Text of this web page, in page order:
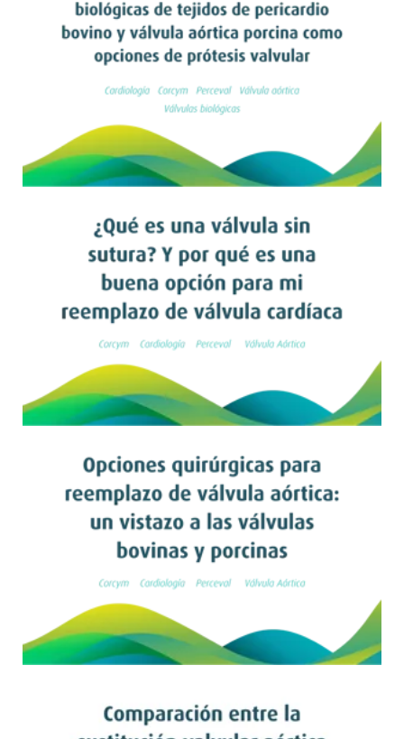
Leer artículo
Leer artículo
Leer artículo